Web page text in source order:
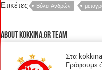
Ετικέτες Βόλεϊ Ανδρών
About kokkina.gr TEAM
Στα
Γράφουμε